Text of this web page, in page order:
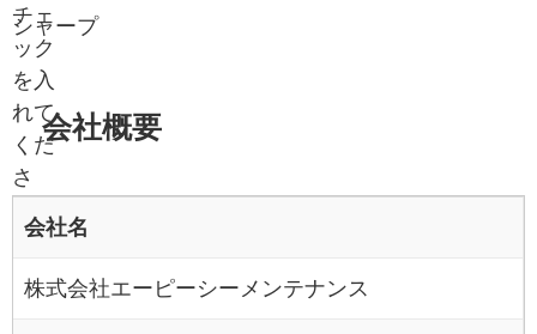
チェ
ック
を入
れて
くだ
さ
シャープ
会社概要
会社名
株式会社エーピーシーメンテナンス